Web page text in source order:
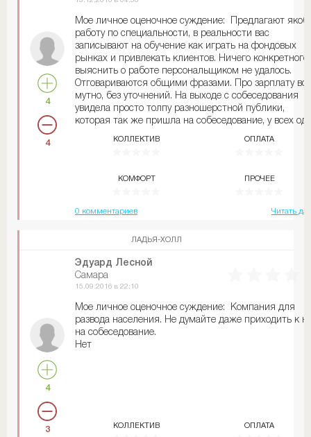
4
4
Мое личное оценочное суждение: Предлагают
работу по специальности, в реальности вас
записывают на обучение как играть на фондовых
рынках и привлекать клиентов. Ничего конкретного
выяснить о работе персональщиком не удалось.
Отговариваются общими фразами. Про зарплату все
мутно, без уточнений. На выходе с собеседования
увидела просто толпу разношерстной публики,
которая так же пришла на собеседование, у всех
при этом дет оговорку, что зп ты получишь, только
Крутой офис
КОЛЛЕКТИВ
КОМФОРТ
ОПЛАТА
ПРОЧЕЕ
0 комментариев Читать
ЛАДЬЯ-ХОЛЛ
4
3
Эдуард Лесной
Самара
15.09.2016 в 22:10
Мое личное оценочное суждение: Компания для
развода населения. Не думайте даже приходить к
на собеседование.
Нет
КОЛЛЕКТИВ ОПЛАТА